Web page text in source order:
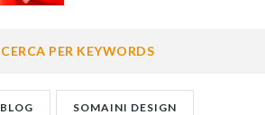
CERCA PER KEYWORDS
BLOG SOMAINI DESIGN